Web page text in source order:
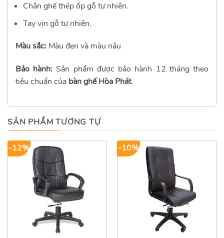
Chân ghế thép ốp gỗ tự nhiên.
Tay vịn gỗ tự nhiên.
Màu sắc: Màu đen và màu nâu
Bảo hành: Sản phẩm được bảo hành 12 tháng theo
tiêu chuẩn của bàn ghế Hòa Phát.
SẢN PHẨM TƯƠNG TỰ
-12% -10%